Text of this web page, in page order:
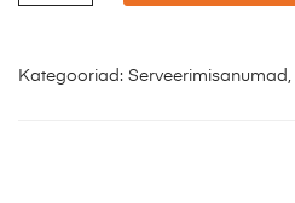
Kategooriad: Serveerimisanumad ,